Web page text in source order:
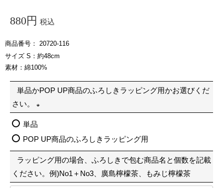
880 税込
商品番号
20720-116
サイズ S：約48cm
素材：綿100%
単品かPOP UP商品のふろしきラッピング用かお選びくだ
さい。
必
)
単品
POP UP商品のふろしきラッピング用
ラッピング用の場合、ふろしきで包む商品名と個数を記載
ください。例)No1＋No3、廣島檸檬茶、もみじ檸檬茶